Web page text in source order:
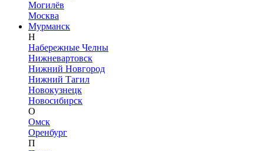
Могилёв
Москва
Мурманск
Н
Набережные Челны
Нижневартовск
Нижний Новгород
Нижний Тагил
Новокузнецк
Новосибирск
О
Омск
Оренбург
П